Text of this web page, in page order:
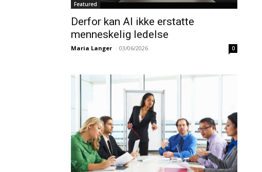
Featured
Derfor kan AI ikke erstatte
menneskelig ledelse
Maria Langer - 03/06/2026 0